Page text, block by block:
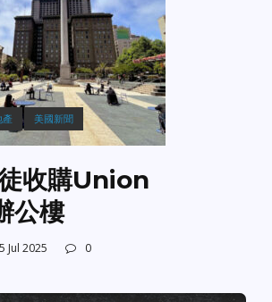
產 美國新聞
收購Union
公樓
Jul 2025 0